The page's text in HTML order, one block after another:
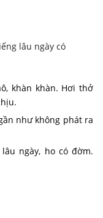
lâu ngày có
khàn khàn. Hơi thở
như không phát ra
ngày, ho có đờm.